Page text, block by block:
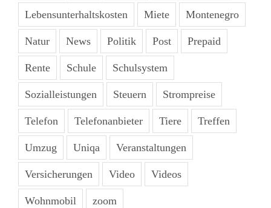
Lebensunterhaltskosten Miete Montenegro
Natur News Politik Post Prepaid
Rente Schule Schulsystem
Sozialleistungen Steuern Strompreise
Telefon Telefonanbieter Tiere Treffen
Umzug Uniqa Veranstaltungen
Versicherungen Video Videos
Wohnmobil zoom